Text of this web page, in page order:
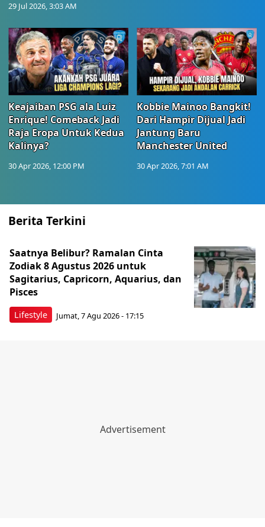
29 Jul 2026, 3:03 AM
Keajaiban PSG ala Luiz
Enrique! Comeback Jadi
Raja Eropa Untuk Kedua
Kalinya?
30 Apr 2026, 12:00 PM
Kobbie Mainoo Bangkit!
Dari Hampir Dijual Jadi
Jantung Baru
Manchester United
30 Apr 2026, 7:01 AM
Berita Terkini
Lifestyle
Saatnya Belibur? Ramalan Cinta
Zodiak 8 Agustus 2026 untuk
Sagitarius, Capricorn, Aquarius, dan
Pisces
Jumat, 7 Agu 2026 - 17:15